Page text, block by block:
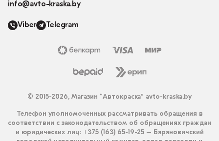
info@avto-kraska.by
Viber Telegram
© 2015-2026, Магазин “Автокраска” avto-kraska.by
Телефон уполномоченных рассматривать обращения в
соответствии с законодательством об обращениях граждан
и юридических лиц: +375 (163) 65-19-25 – Барановичский